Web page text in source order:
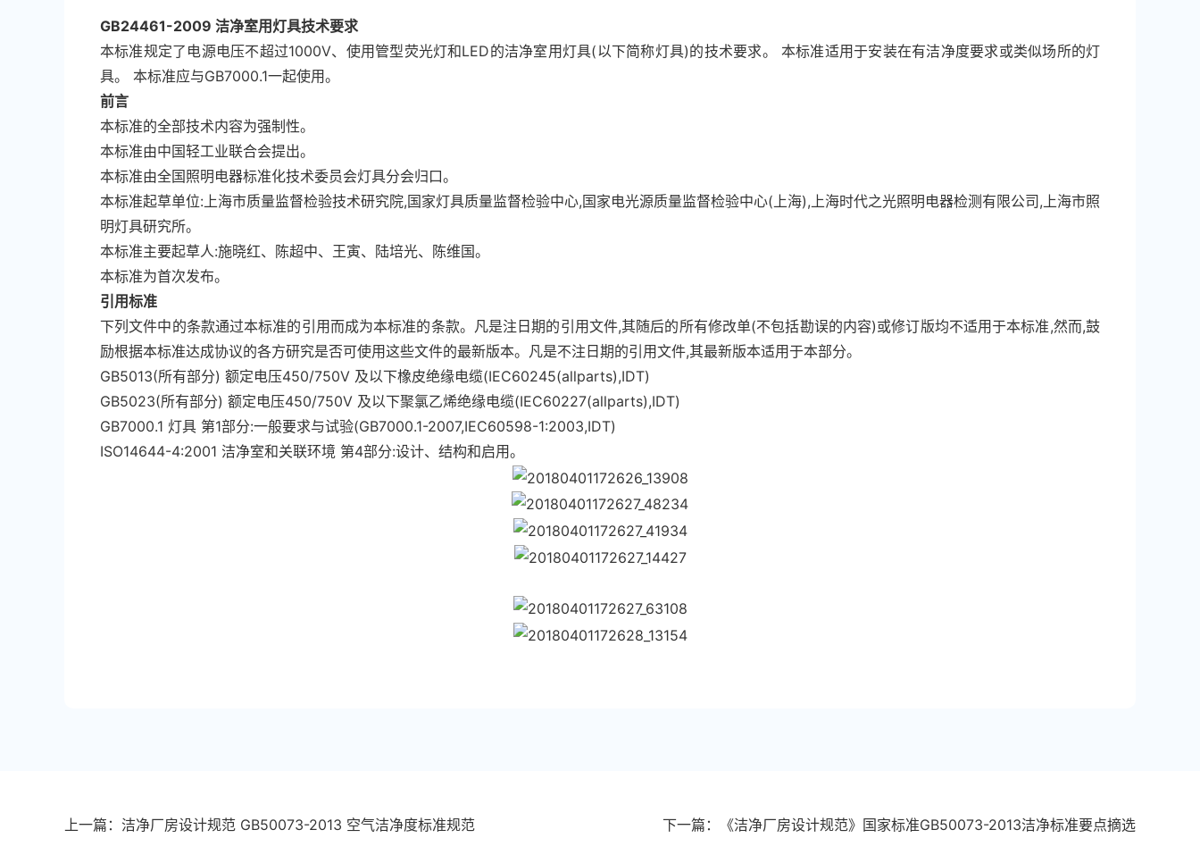
GB24461-2009 洁净室用灯具技术要求
本标准规定了电源电压不超过1000V、使用管型荧光灯和LED的洁净室用灯具(以下简称灯具)的技术要求。 本标准适用于安装在有洁净度要求或类似场所的灯
具。 本标准应与GB7000.1一起使用。
前言
本标准的全部技术内容为强制性。
本标准由中国轻工业联合会提出。
本标准由全国照明电器标准化技术委员会灯具分会归口。
本标准起草单位:上海市质量监督检验技术研究院,国家灯具质量监督检验中心,国家电光源质量监督检验中心(上海),上海时代之光照明电器检测有限公司,上海市照
明灯具研究所。
本标准主要起草人:施晓红、陈超中、王寅、陆培光、陈维国。
本标准为首次发布。
引用标准
下列文件中的条款通过本标准的引用而成为本标准的条款。凡是注日期的引用文件,其随后的所有修改单(不包括勘误的内容)或修订版均不适用于本标准,然而,鼓
励根据本标准达成协议的各方研究是否可使用这些文件的最新版本。凡是不注日期的引用文件,其最新版本适用于本部分。
GB5013(所有部分) 额定电压450/750V 及以下橡皮绝缘电缆(IEC60245(allparts),IDT)
GB5023(所有部分) 额定电压450/750V 及以下聚氯乙烯绝缘电缆(IEC60227(allparts),IDT)
GB7000.1 灯具 第1部分:一般要求与试验(GB7000.1-2007,IEC60598-1:2003,IDT)
ISO14644-4:2001 洁净室和关联环境 第4部分:设计、结构和启用。
上一篇：洁净厂房设计规范 GB50073-2013 空气洁净度标准规范 下一篇：《洁净厂房设计规范》国家标准GB50073-2013洁净标准要点摘选